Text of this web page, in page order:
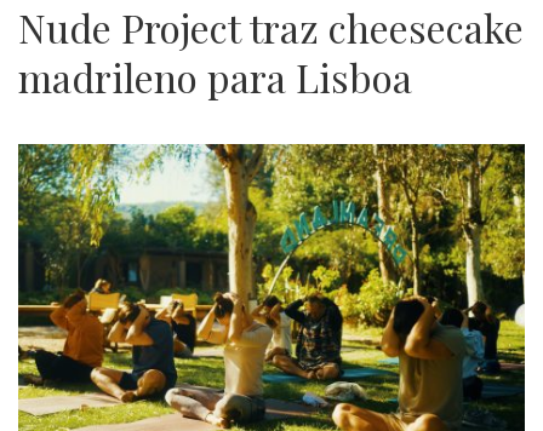
Nude Project traz cheesecake
madrileno para Lisboa